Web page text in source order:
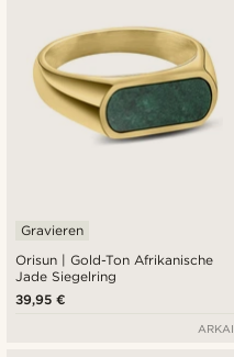
Orisun | Gold-Ton Afrikanische
Jade Siegelring
Gravieren
39,95 €
ARKAI